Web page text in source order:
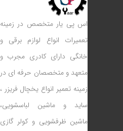
اس پی یار متخصص در زمینه
تعمیرات انواع لوازم برقی و
خانگی دارای کادری مجرب و
متعهد و متخصصان حرفه ای در
زمینه تعمیر انواع یخچال فریزر ،
ساید و ماشین لباسشویی،
ماشین ظرفشویی و کولر گازی